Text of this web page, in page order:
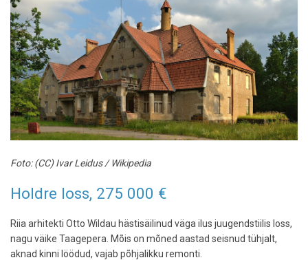
Foto: (CC) Ivar Leidus / Wikipedia
Holdre loss, 275 000 €
Riia arhitekti Otto Wildau hästisäilinud väga ilus juugendstiilis loss,
nagu väike Taagepera. Mõis on mõned aastad seisnud tühjalt,
aknad kinni löödud, vajab põhjalikku remonti.